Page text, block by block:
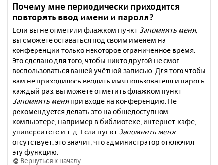
Почему мне периодически приходится
повторять ввод имени и пароля?
Если вы не отметили флажком пункт Запомнить меня,
вы сможете оставаться под своим именем на
конференции только некоторое ограниченное время.
Это сделано для того, чтобы никто другой не смог
воспользоваться вашей учётной записью. Для того чтобы
вам не приходилось вводить имя пользователя и пароль
каждый раз, вы можете отметить флажком пункт
Запомнить меняпри входе на конференцию. Не
рекомендуется делать это на общедоступном
компьютере, например в библиотеке, интернет-кафе,
университете и т. д. Если пункт Запомнить меня
отсутствует, это значит, что администратор отключил
эту функцию.
Вернуться к началу